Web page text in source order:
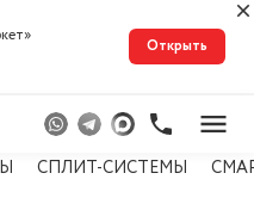
Открыть
СПЛИТ-СИСТЕМЫ